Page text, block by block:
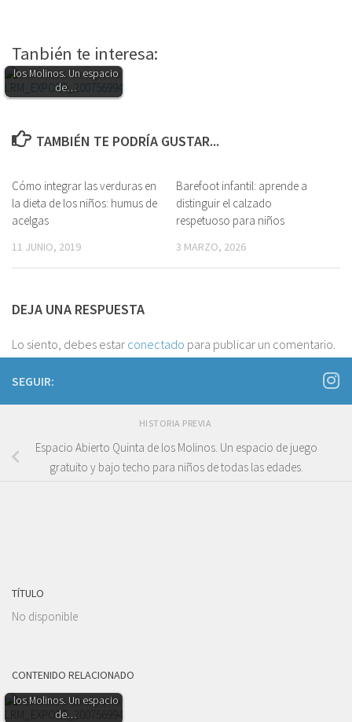
Tanbién te interesa:
Espacio Abierto Quinta de
los Molinos. Un espacio
de…
TAMBIÉN TE PODRÍA GUSTAR...
Cómo integrar las verduras en
la dieta de los niños: humus de
acelgas
11 JUNIO, 2019
Barefoot infantil: aprende a
distinguir el calzado
respetuoso para niños
3 MARZO, 2026
DEJA UNA RESPUESTA
Lo siento, debes estar conectado para publicar un comentario.
SEGUIR:
HISTORIA PREVIA
Espacio Abierto Quinta de los Molinos. Un espacio de juego
gratuito y bajo techo para niños de todas las edades.
TÍTULO
No disponible
CONTENIDO RELACIONADO
los Molinos. Un espacio
de…